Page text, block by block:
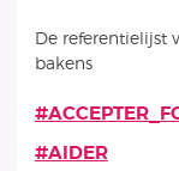
De referentielijst
bakens
Artikelen
#AIDER